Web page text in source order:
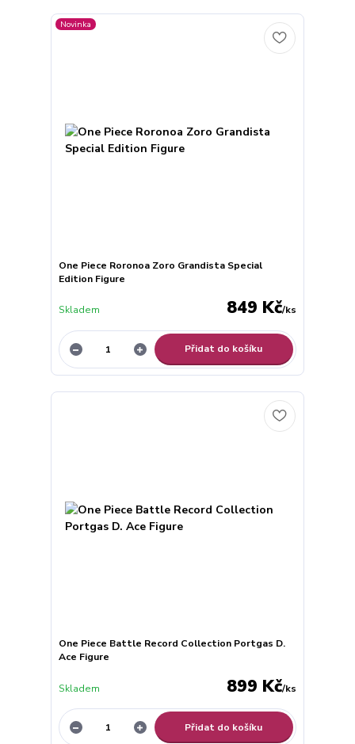
Novinka
One Piece Roronoa Zoro Grandista Special
Edition Figure
849 Kč/ks
Skladem
Přidat do košíku
One Piece Battle Record Collection Portgas D.
Ace Figure
899 Kč/ks
Skladem
Přidat do košíku